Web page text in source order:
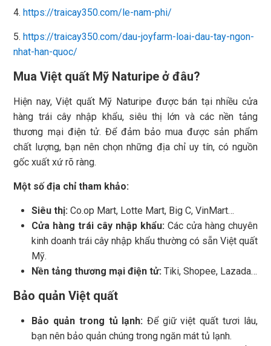
4. https://traicay350.com/le-nam-phi/
5. https://traicay350.com/dau-joyfarm-loai-dau-tay-ngon-
nhat-han-quoc/
Mua Việt quất Mỹ Naturipe ở đâu?
Hiện nay, Việt quất Mỹ Naturipe được bán tại nhiều cửa
hàng trái cây nhập khẩu, siêu thị lớn và các nền tảng
thương mại điện tử. Để đảm bảo mua được sản phẩm
chất lượng, bạn nên chọn những địa chỉ uy tín, có nguồn
gốc xuất xứ rõ ràng.
Một số địa chỉ tham khảo:
Siêu thị: Co.op Mart, Lotte Mart, Big C, VinMart…
Cửa hàng trái cây nhập khẩu:Các cửa hàng chuyên
kinh doanh trái cây nhập khẩu thường có sẵn Việt quất
Mỹ.
Nền tảng thương mại điện tử: Tiki, Shopee, Lazada…
Bảo quản Việt quất
Bảo quản trong tủ lạnh: Để giữ việt quất tươi lâu,
bạn nên bảo quản chúng trong ngăn mát tủ lạnh.